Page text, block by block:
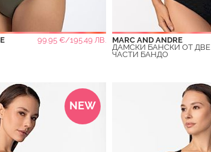
99.95 €/195.49 ЛВ.
MARC AND ANDRE
ДАМСКИ БАНСКИ ОТ ДВЕ
ЧАСТИ БАНДО
NEW